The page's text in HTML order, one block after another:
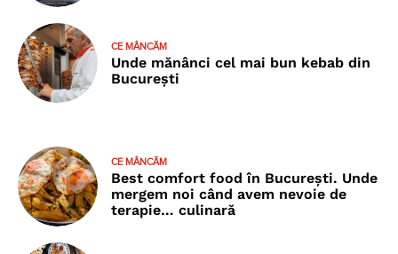
CE MÂNCĂM
Unde mănânci cel mai bun kebab din
București
CE MÂNCĂM
Best comfort food în București. Unde
mergem noi când avem nevoie de
terapie… culinară